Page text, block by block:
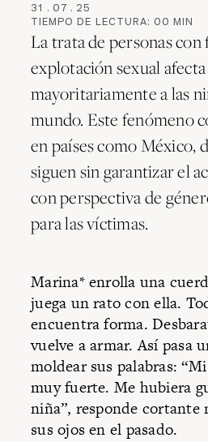
31 . 07 . 25
TIEMPO DE LECTURA: 00 MIN
La trata de personas con
explotación sexual afecta
mayoritariamente a las
mundo. Este fenómeno
en países como México,
siguen sin garantizar el
con perspectiva de
para las víctimas.
Marina* enrolla una
juega un rato con ella.
encuentra forma.
vuelve a armar. Así pasa
moldear sus palabras:
muy fuerte. Me hubiera
niña”, responde cortante
sus ojos en el pasado.